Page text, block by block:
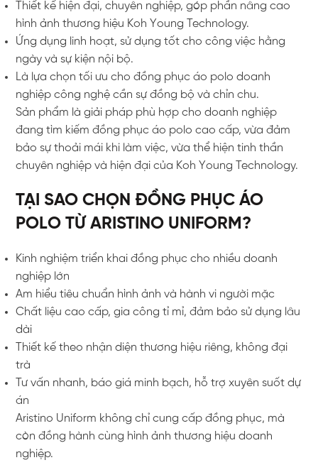
Thiết kế hiện đại, chuyên nghiệp, góp phần nâng cao
hình ảnh thương hiệu Koh Young Technology.
Ứng dụng linh hoạt, sử dụng tốt cho công việc hằng
ngày và sự kiện nội bộ.
Là lựa chọn tối ưu cho đồng phục áo polo doanh
nghiệp công nghệ cần sự đồng bộ và chỉn chu.
Sản phẩm là giải pháp phù hợp cho doanh nghiệp
đang tìm kiếm đồng phục áo polo cao cấp, vừa đảm
bảo sự thoải mái khi làm việc, vừa thể hiện tinh thần
chuyên nghiệp và hiện đại của Koh Young Technology.
TẠI SAO CHỌN ĐỒNG PHỤC ÁO
POLO TỪ ARISTINO UNIFORM?
Kinh nghiệm triển khai đồng phục cho nhiều doanh
nghiệp lớn
Am hiểu tiêu chuẩn hình ảnh và hành vi người mặc
Chất liệu cao cấp, gia công tỉ mỉ, đảm bảo sử dụng lâu
dài
Thiết kế theo nhận diện thương hiệu riêng, không đại
trà
Tư vấn nhanh, báo giá minh bạch, hỗ trợ xuyên suốt dự
án
Aristino Uniform không chỉ cung cấp đồng phục, mà
còn đồng hành cùng hình ảnh thương hiệu doanh
nghiệp.